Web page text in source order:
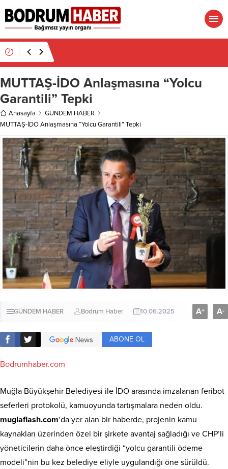
MUTTAŞ-İDO Anlaşmasına “Yolcu
Garantili” Tepki
Anasayfa
GÜNDEM HABER
MUTTAŞ-İDO Anlaşmasına “Yolcu Garantili” Tepki
GÜNDEM HABER Bodrum Haber 10.06.2025 A+ A-
ABONE OL
Bodrumhaber.com
Muğla Büyükşehir Belediyesi ile İDO arasında imzalanan feribot
seferleri protokolü, kamuoyunda tartışmalara neden oldu.
muglaflash.com‘da yer alan bir haberde, projenin kamu
kaynakları üzerinden özel bir şirkete avantaj sağladığı ve CHP’li
yöneticilerin daha önce eleştirdiği “yolcu garantili ödeme
modeli”nin bu kez belediye eliyle uygulandığı öne sürüldü.